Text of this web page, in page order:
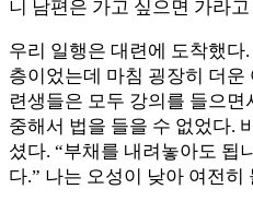
니 남편은 가고 싶으면 가라고
우리 일행은 대련에 도착했다
층이었는데 마침 굉장히 더
련생들은 모두 강의를 들으
중해서 법을 들을 수 없었다.
셨다. “부채를 내려놓아도 됩
다.” 나는 오성이 낮아 여전히